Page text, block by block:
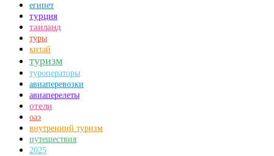
египет
турция
таиланд
туры
китай
туризм
туроператоры
авиаперевозки
авиаперелеты
отели
оаэ
внутренний туризм
путешествия
2025